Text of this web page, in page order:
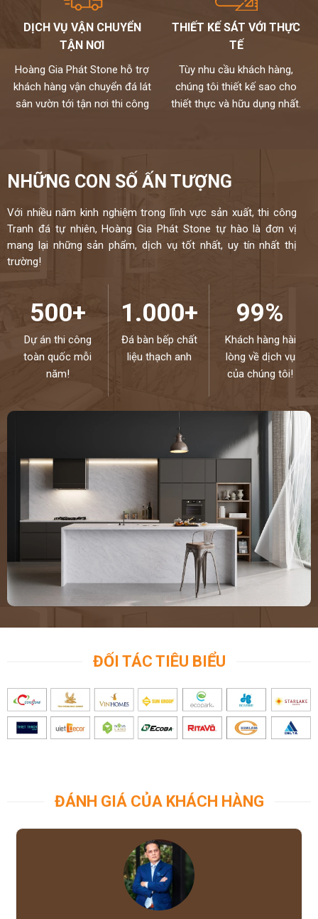
Chất lượng,thi công chuyên nghiệp,đội ngũ thợ tay nghề cao đã
được tuyển chọn.
Đặc biệt sản phẩm được bảo hành đến 18 năm chống ố,chống
ngấm..quý khách sẽ được bảo dưỡng định kỳ 6 tháng một lần và khi
có vấn đề gì sẽ có bộ phận kỹ thuật đến xử lí cho khách hàng trong
vòng 24h,tất cả thành phẩm của chúng tôi sẽ được lưu bảo hành
trên máy tính,chúng tôi sẽ luôn đồng hành cùng khách hàng.
NIỀM TIN CỦA KHÁCH LÀ HẠNH PHÚC CỦA CHÚNG TÔI - HÂN
HẠNH
ĐƯỢC PHỤC VỤ QUÝ KHÁCH – HOTLINE:
0972101656 -
0946916986
DỊCH VỤ VẬN CHUYỂN
TẬN NƠI
Hoàng Gia Phát Stone hỗ trợ
khách hàng vận chuyển đá lát
sân vườn tới tận nơi thi công
THIẾT KẾ SÁT VỚI THỰC
TẾ
Tùy nhu cầu khách hàng,
chúng tôi thiết kế sao cho
thiết thực và hữu dụng nhất.
NHỮNG CON SỐ ẤN TƯỢNG
Với nhiều năm kinh nghiệm trong lĩnh vực sản xuất, thi công
Tranh đá tự nhiên, Hoàng Gia Phát Stone tự hào là đơn vị
mang lại những sản phẩm, dịch vụ tốt nhất, uy tín nhất thị
trường!
500+
Dự án thi công
toàn quốc mỗi
năm!
1.000+
Đá bàn bếp chất
liệu thạch anh
99%
Khách hàng hài
lòng về dịch vụ
của chúng tôi!
ĐỐI TÁC TIÊU BIỂU
ĐÁNH GIÁ CỦA KHÁCH HÀNG